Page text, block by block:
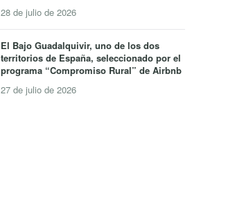
28 de julio de 2026
El Bajo Guadalquivir, uno de los dos
territorios de España, seleccionado por el
programa “Compromiso Rural” de Airbnb
27 de julio de 2026